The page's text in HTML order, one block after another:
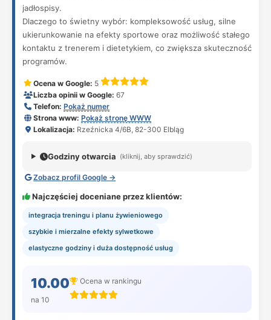
jadłospisy.
Dlaczego to świetny wybór: kompleksowość usług, silne
ukierunkowanie na efekty sportowe oraz możliwość stałego
kontaktu z trenerem i dietetykiem, co zwiększa skuteczność
programów.
Ocena w Google: 5
Liczba opinii w Google: 67
Telefon: Pokaż numer
Strona www: Pokaż stronę WWW
Lokalizacja: Rzeźnicka 4/6B, 82-300 Elbląg
Godziny otwarcia (kliknij, aby sprawdzić)
Zobacz profil Google →
Najczęściej doceniane przez klientów:
integracja treningu i planu żywieniowego
szybkie i mierzalne efekty sylwetkowe
elastyczne godziny i duża dostępność usług
10.00
na 10
Ocena w rankingu